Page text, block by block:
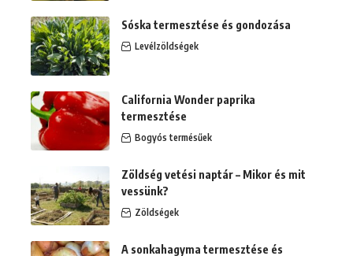
Sóska termesztése és gondozása
Levélzöldségek
California Wonder paprika
termesztése
Bogyós termésűek
Zöldség vetési naptár – Mikor és mit
vessünk?
Zöldségek
A sonkahagyma termesztése és